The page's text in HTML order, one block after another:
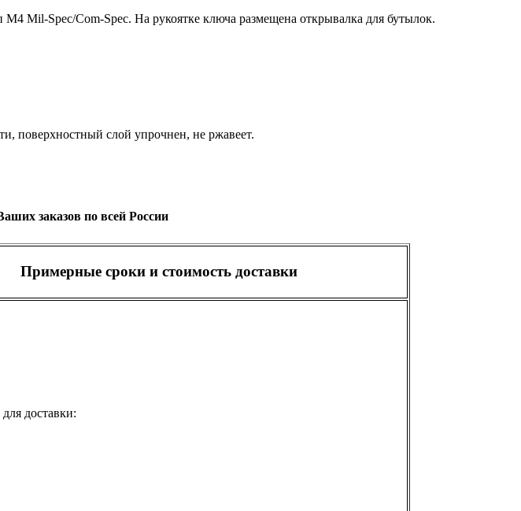
Mil-Spec/Com-Spec. На рукоятке ключа размещена открывалка для бутылок.
поверхностный слой упрочнен, не ржавеет.
заказов по всей России
Примерные сроки и стоимость доставки
доставки: